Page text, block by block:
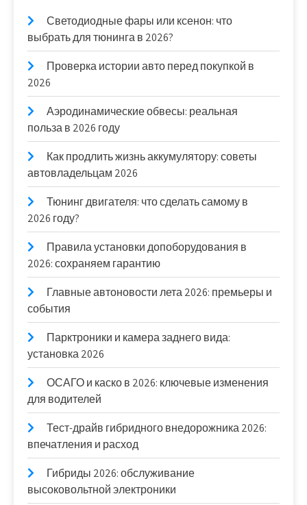
Светодиодные фары или ксенон: что
выбрать для тюнинга в 2026?
Проверка истории авто перед покупкой в
2026
Аэродинамические обвесы: реальная
польза в 2026 году
Как продлить жизнь аккумулятору: советы
автовладельцам 2026
Тюнинг двигателя: что сделать самому в
2026 году?
Правила установки допоборудования в
2026: сохраняем гарантию
Главные автоновости лета 2026: премьеры и
события
Парктроники и камера заднего вида:
установка 2026
ОСАГО и каско в 2026: ключевые изменения
для водителей
Тест-драйв гибридного внедорожника 2026:
впечатления и расход
Гибриды 2026: обслуживание
высоковольтной электроники